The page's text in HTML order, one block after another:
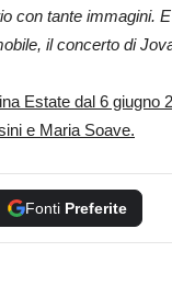
con tante immagini.
il concerto di
Estate dal 6 giugno
e Maria Soave.
Fonti Preferite